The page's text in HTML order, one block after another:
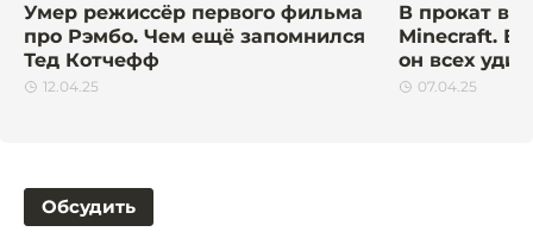
Умер режиссёр первого фильма
про Рэмбо. Чем ещё запомнился
Тед Котчефф
12.04.25
В прокат
Minecraft.
он всех
07.04.25
Обсудить